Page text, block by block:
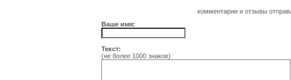
комментарии и отзывы
Ваше имя:
Текст:
(не более 1000 знаков)